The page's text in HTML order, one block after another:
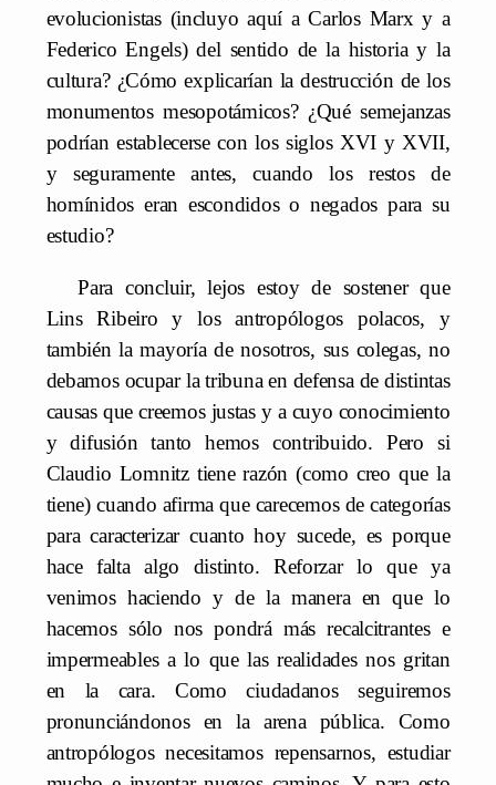
evolucionistas (incluyo aquí a Carlos Marx y a
Federico Engels) del sentido de la historia y la
cultura? ¿Cómo explicarían la destrucción de los
monumentos mesopotámicos? ¿Qué semejanzas
podrían establecerse con los siglos XVI y XVII,
y seguramente antes, cuando los restos de
homínidos eran escondidos o negados para su
estudio?
Para concluir, lejos estoy de sostener que
Lins Ribeiro y los antropólogos polacos, y
también la mayoría de nosotros, sus colegas, no
debamos ocupar la tribuna en defensa de distintas
causas que creemos justas y a cuyo conocimiento
y difusión tanto hemos contribuido. Pero si
Claudio Lomnitz tiene razón (como creo que la
tiene) cuando afirma que carecemos de categorías
para caracterizar cuanto hoy sucede, es porque
hace falta algo distinto. Reforzar lo que ya
venimos haciendo y de la manera en que lo
hacemos sólo nos pondrá más recalcitrantes e
impermeables a lo que las realidades nos gritan
en la cara. Como ciudadanos seguiremos
pronunciándonos en la arena pública. Como
antropólogos necesitamos repensarnos, estudiar